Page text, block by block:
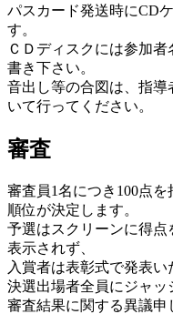
パスカード発送時にCD
す。
ＣＤディスクには参加
書き下さい。
音出し等の合図は、指
いて行ってください。
審査
審査員1名につき100点
順位が決定します。
予選はスクリーンに得点
表示されず、
入賞者は表彰式で発表い
決選出場者全員にジャッ
審査結果に関する異議申